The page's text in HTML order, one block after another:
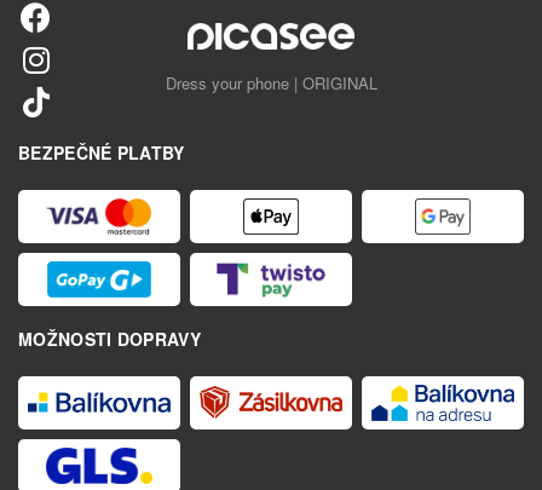
Dress your phone | ORIGINAL
BEZPEČNÉ PLATBY
MOŽNOSTI DOPRAVY